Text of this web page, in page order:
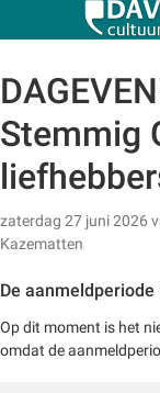
Stemmig
zaterdag 27 juni 2026
Kazematten
De aanmeldperiode
Op dit moment is het
omdat de
Zoek:
Zoeken